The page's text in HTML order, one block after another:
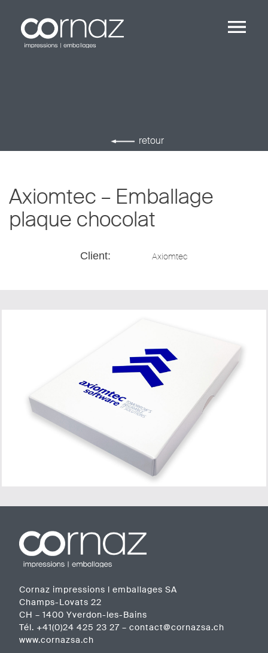
retour
Axiomtec – Emballage
plaque chocolat
Client: Axiomtec
de
l’article
Cornaz impressions l emballages SA
Champs-Lovats 22
CH – 1400 Yverdon-les-Bains
Tél. +41(0)24 425 23 27 – contact@cornazsa.ch
www.cornazsa.ch